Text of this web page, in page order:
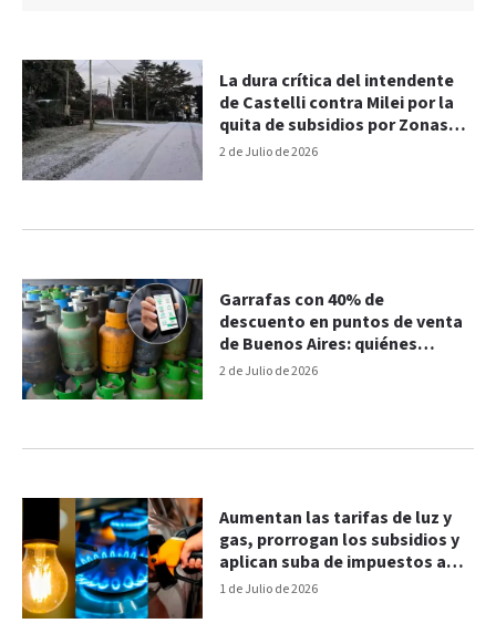
2 de Julio de 2026
La dura crítica del intendente
de Castelli contra Milei por la
quita de subsidios por Zonas
Frías
2 de Julio de 2026
Garrafas con 40% de
descuento en puntos de venta
de Buenos Aires: quiénes
pueden acceder
1 de Julio de 2026
Aumentan las tarifas de luz y
gas, prorrogan los subsidios y
aplican suba de impuestos a
los combustibles